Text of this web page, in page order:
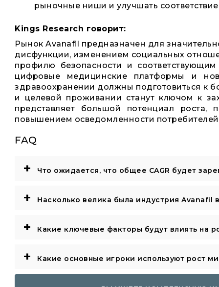
рыночные ниши и улучшать
Kings Research говорит:
Рынок Avanafil предназначен для
дисфункции, изменением социальных
профилю безопасности и
цифровые медицинские платформы и
здравоохранении должны подготовиться к
и целевой проживании станут ключом к
представляет большой потенциал
повышением осведомленности
FAQ
+ Что ожидается, что общее CAGR будет
+ Насколько велика была индустрия Avanafil
+ Какие ключевые факторы будут влиять на
+ Какие основные игроки используют рост